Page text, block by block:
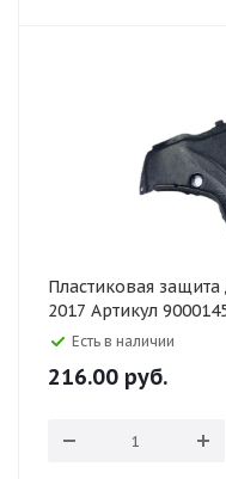
Пластиковая защита
2017 Артикул
Есть в наличии
216.00 руб.